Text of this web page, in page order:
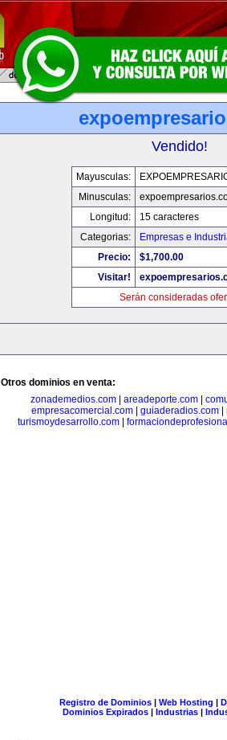
Vendido!
Mayusculas:
Minusculas:
Longitud:
15 caracteres
Categorias:
Empresas e
Precio:
$1,700.00
Visitar!
Serán consideradas
Otros dominios en venta:
zonademedios.com| areadeporte.com|
empresacomercial.com| guiaderadios.com|
turismoydesarrollo.com|
Registro de Dominios| Web Hosting |
Dominios Expirados | Industrias |